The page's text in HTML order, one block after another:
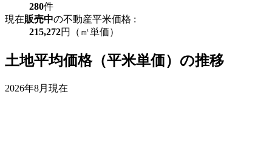
280件
現在販売中の不動産平米価格 :
215,272円（㎡単価）
土地平均価格（平米単価）の推移
2026年8月現在